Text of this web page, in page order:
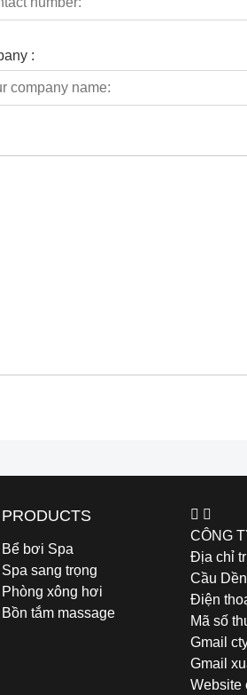
:
PRODUCTS
Bể bơi Spa
Spa sang trọng
Phòng xông hơi
Bồn tắm massage
CÔNG
Địa chỉ
Cầu
Điện
Mã số
Gmail
Gmail
Website